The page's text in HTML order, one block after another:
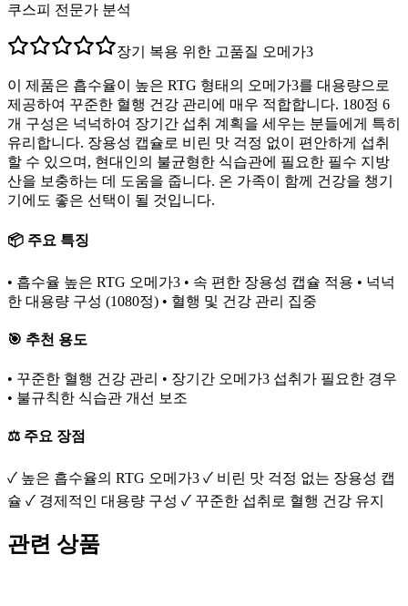
쿠스피 전문가 분석
장기 복용 위한 고품질 오메가3
이 제품은 흡수율이 높은 RTG 형태의 오메가3를 대용량으로
제공하여 꾸준한 혈행 건강 관리에 매우 적합합니다. 180정 6
개 구성은 넉넉하여 장기간 섭취 계획을 세우는 분들에게 특히
유리합니다. 장용성 캡슐로 비린 맛 걱정 없이 편안하게 섭취
할 수 있으며, 현대인의 불균형한 식습관에 필요한 필수 지방
산을 보충하는 데 도움을 줍니다. 온 가족이 함께 건강을 챙기
기에도 좋은 선택이 될 것입니다.
📦 주요 특징
• 흡수율 높은 RTG 오메가3 • 속 편한 장용성 캡슐 적용 • 넉넉
한 대용량 구성 (1080정) • 혈행 및 건강 관리 집중
🎯 추천 용도
• 꾸준한 혈행 건강 관리 • 장기간 오메가3 섭취가 필요한 경우
• 불규칙한 식습관 개선 보조
⚖️ 주요 장점
✓ 높은 흡수율의 RTG 오메가3 ✓ 비린 맛 걱정 없는 장용성 캡
슐 ✓ 경제적인 대용량 구성 ✓ 꾸준한 섭취로 혈행 건강 유지
관련 상품